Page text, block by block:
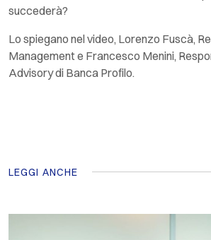
succederà?
Lo spiegano nel video, Lorenzo Fuscà,
Managemente Francesco Menini,
Advisorydi Banca Profilo.
LEGGI ANCHE